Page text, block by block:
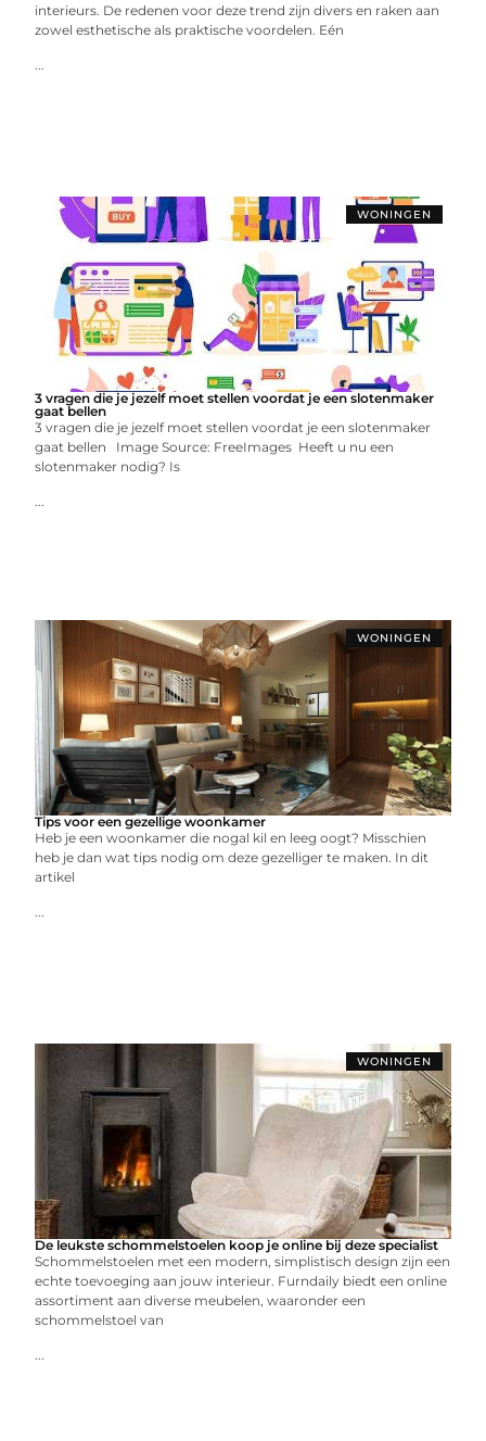
interieurs. De redenen voor deze trend zijn divers en raken aan
zowel esthetische als praktische voordelen. Eén
...
WONINGEN
3 vragen die je jezelf moet stellen voordat je een slotenmaker
gaat bellen
3 vragen die je jezelf moet stellen voordat je een slotenmaker
gaat bellen Image Source: FreeImages ‍ Heeft u nu een
slotenmaker nodig? Is
...
WONINGEN
Tips voor een gezellige woonkamer
Heb je een woonkamer die nogal kil en leeg oogt? Misschien
heb je dan wat tips nodig om deze gezelliger te maken. In dit
artikel
...
WONINGEN
De leukste schommelstoelen koop je online bij deze specialist
Schommelstoelen met een modern, simplistisch design zijn een
echte toevoeging aan jouw interieur. Furndaily biedt een online
assortiment aan diverse meubelen, waaronder een
schommelstoel van
...